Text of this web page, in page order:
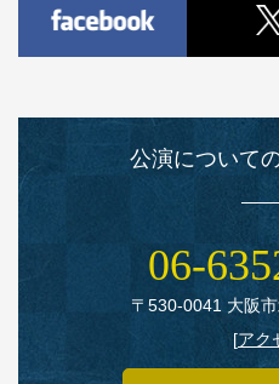
公演について
〒530‑0041 大阪
[アク